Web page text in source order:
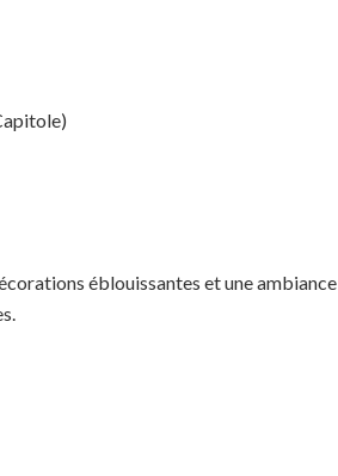
éblouissantes et une ambiance